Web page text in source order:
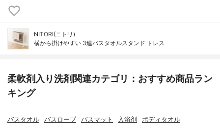
NITORI(ニトリ)
横から掛けやすい 3連バスタオルスタンド トレス
柔軟剤入り洗剤関連カテゴリ：おすすめ商品ラン
キング
バスタオル バスローブ バスマット 入浴剤 ボディタオル